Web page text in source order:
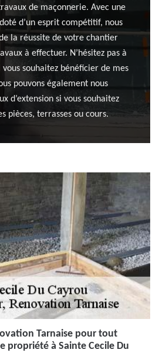
de maçonnerie. Avec une
d’un esprit compétitif, nous
la réussite de votre chantier
à effectuer. N’hésitez pas à
souhaitez bénéficier de mes
pouvons également nous
d’extension si vous souhaitez
pièces, terrasses ou cours.
Tarnaise pour tout
propriété à Sainte Cecile Du